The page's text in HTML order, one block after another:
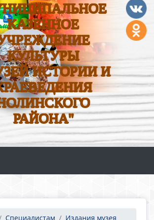
КАЗЕННОЕ
КУЛЬТУРЫ
ИСТОРИИ И
РАЙОНА"
Специалистам
Издания музея